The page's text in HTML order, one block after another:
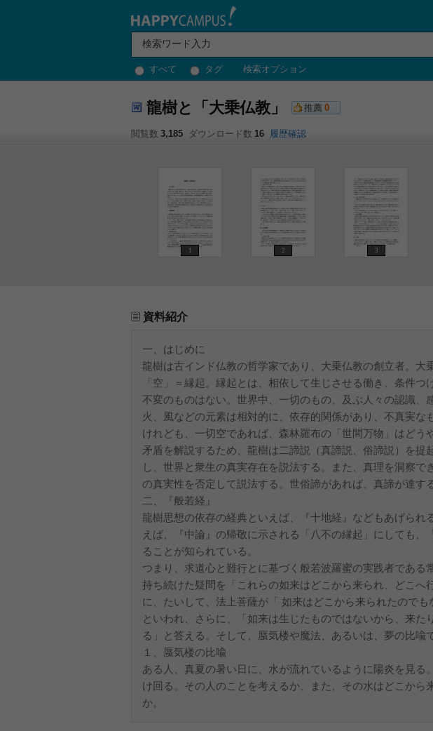
すべて タグ 検索オプション
龍樹と「大乗仏教」 推薦 0
閲覧数 3,185 ダウンロード数 16 履歴確認
1 2 3
資料紹介
一、はじめに
龍樹は古インド仏教の哲学家であり、大乗仏教の創立者。大
「空」＝縁起。縁起とは、相依して生じさせる働き、条件
不変のものはない。世界中、一切のもの、及ぶ人々の認識、
火、風などの元素は相対的に、依存的関係があり、不真実な
けれども、一切空であれば、森林羅布の「世間万物」はどう
矛盾を解説するため、龍樹は二諦説（真諦説、俗諦説）を提
し、世界と衆生の真実存在を説法する。また、真理を洞察で
の真実性を否定して説法する。世俗諦があれば、真諦が達す
二、『般若経』
龍樹思想の依存の経典といえば、『十地経』などもあげられ
えば、『中論』の帰敬に示される「八不の縁起」にしても
ることが知られている。
つまり、求道心と難行とに基づく般若波羅蜜の実践者である
持ち続けた疑問を「これらの如来はどこから来られ、どこへ
に、たいして、法上菩薩が「 如来はどこから来られたのでも
といわれ、さらに、「如来は生じたものではないから、来た
る」と答える。そして、蜃気楼や魔法、あるいは、夢の比喩
１、蜃気楼の比喩
ある人、真夏の暑い日に、水が流れているように陽炎を見る
け回る。その人のことを考えるか、また、その水はどこから
か。